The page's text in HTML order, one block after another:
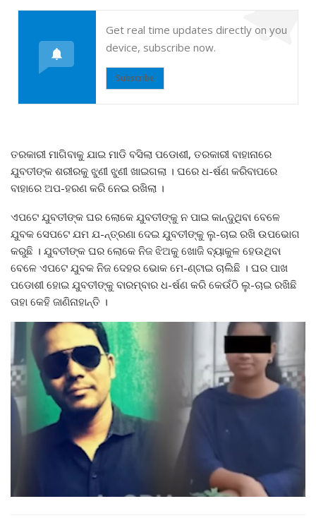
Get real time updates directly on you
device, subscribe now.
Subscribe
ତରକାରୀ ମାଗିବାକୁ ଯାଇ ମାଡି ବସିଲା ପଡୋଶୀ, ତରକାରୀ ବାହାନାରେ
ଯୁବତୀଙ୍କ ଶରୀରକୁ ଝୁଣୀ ଝୁଣୀ ଖାଇଗଲା । ଘରେ ଧ-ର୍ଷଣ କରିବାପରେ
ବାହାରେ ଅପ-ହରଣ କରି ନେଇ ରଖିଲା ।
ଏପଟେ ଯୁବତୀଙ୍କ ଘର ଲୋକେ ଯୁବତୀଙ୍କୁ ନ ପାଇ କାନ୍ଦୁଥିବା ବେଳେ
ଯୁବକ ସେପଟେ ଯମ ଯ-ନ୍ତ୍ରଣା ଦେଇ ଯୁବତୀଙ୍କୁ ଲୁ-ଚାଇ ରଖି ଉପଭୋଗ
କରୁଛି । ଯୁବତୀଙ୍କ ଘର ଲୋକେ ନିଜ ଝିଅକୁ ଖୋଜି ବ୍ୟାକୁଳ ହେଉଥିବା
ବେଳେ ଏପଟେ ଯୁବକ ନିଜ ଦେହର ଭୋକ ମେ-ଣ୍ଟାଇ ଚାଲିଛି । ଘର ପାଖ
ପଡୋଶୀ ହୋଇ ଯୁବତୀଙ୍କୁ ବାରମ୍ବାର ଧ-ର୍ଷଣ କରି କେଉଁଠି ଲୁ-ଚାଇ ରଖିଛି
ତାହା କେହି ଜାଣିନାହାନ୍ତି ।